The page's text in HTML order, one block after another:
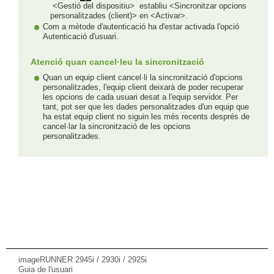
<Gestió del dispositiu> establiu <Sincronitzar opcions
personalitzades (client)> en <Activar>.
Com a mètode d'autenticació ha d'estar activada l'opció
Autenticació d'usuari.
Atenció quan cancel·leu la sincronització
Quan un equip client cancel·li la sincronització d'opcions
personalitzades, l'equip client deixarà de poder recuperar
les opcions de cada usuari desat a l'equip servidor. Per
tant, pot ser que les dades personalitzades d'un equip que
ha estat equip client no siguin les més recents després de
cancel·lar la sincronització de les opcions
personalitzades.
imageRUNNER 2945i / 2930i / 2925i
Guia de l'usuari